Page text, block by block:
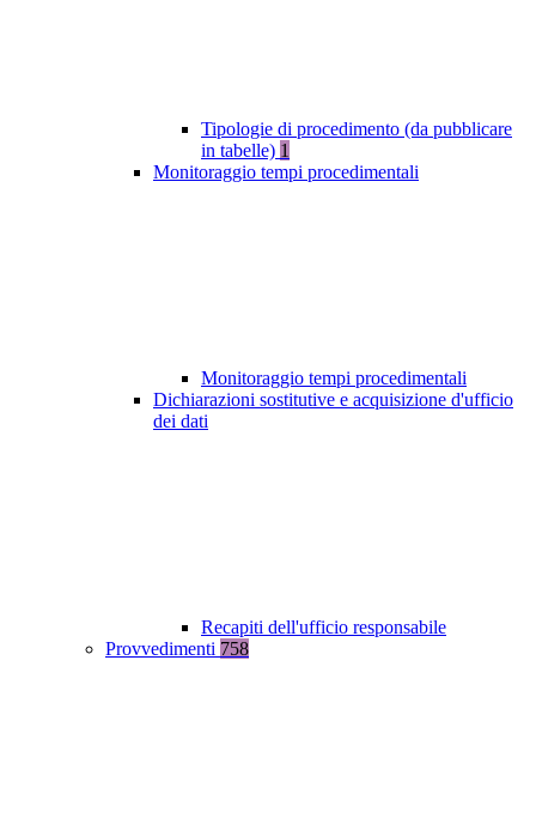
Tipologie di procedimento (da pubblicare
in tabelle) 1
Monitoraggio tempi procedimentali
Monitoraggio tempi procedimentali
Dichiarazioni sostitutive e acquisizione d'ufficio
dei dati
Recapiti dell'ufficio responsabile
Provvedimenti 758